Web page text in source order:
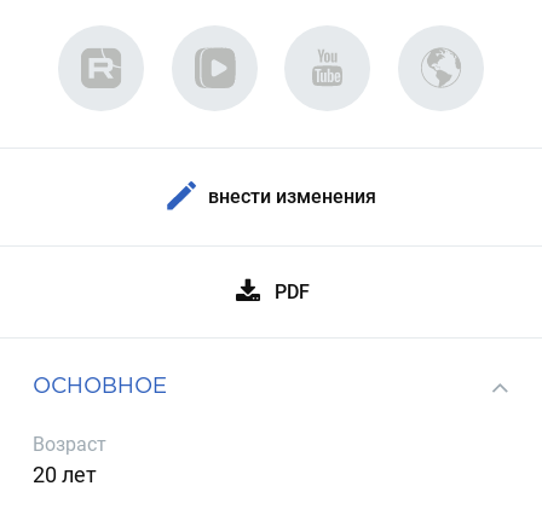
внести изменения
PDF
ОСНОВНОЕ
Возраст
20 лет